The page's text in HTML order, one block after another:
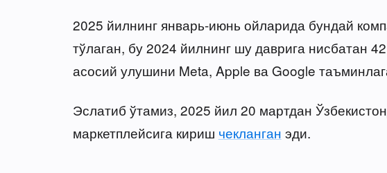
2025 йилнинг январь-июнь ойларида бундай
тўлаган, бу 2024 йилнинг шу даврига нисбатан
асосий улушини Meta, Apple ва Google
Эслатиб ўтамиз, 2025 йил 20 мартдан
маркетплейсига кириш чекланган эди.